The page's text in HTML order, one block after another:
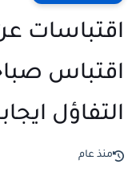
اقتباس
التفاؤل
منذ عام